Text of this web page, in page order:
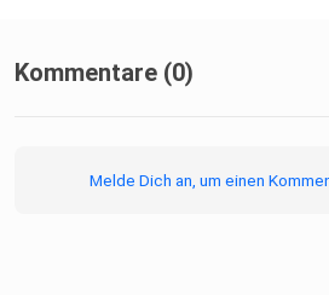
26:56 Herausforderungen und
Kommentare (0)
Melde Dich an, um einen